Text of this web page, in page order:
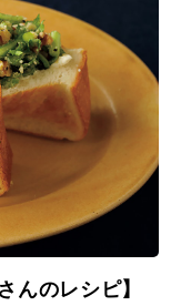
んのレシピ】